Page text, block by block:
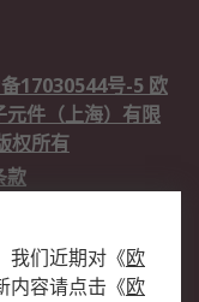
17030544号-5 欧
元件（上海）有限
权所有
款
我们近期对 《欧
内容请点击 《欧